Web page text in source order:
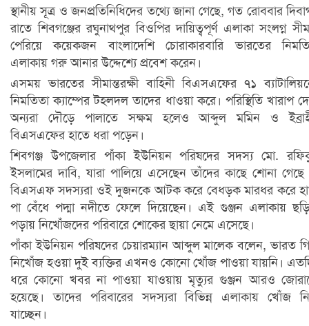
স্থানীয় সূত্র ও জনপ্রতিনিধিদের তথ্যে জানা গেছে, গত রোববার
রাতে শিবগঞ্জের রঘুনাথপুর বিওপির দায়িত্বপূর্ণ এলাকা সংলগ্ন
পেরিয়ে কয়েকজন বাংলাদেশি চোরাকারবারি ভারতের
এলাকায় গরু আনার উদ্দেশ্যে প্রবেশ করেন।
এসময় ভারতের সীমান্তরক্ষী বাহিনী বিএসএফের ৭১
নিমতিতা ক্যাম্পের টহলদল তাদের ধাওয়া করে। পরিস্থিতি খারাপ
অন্যরা দৌড়ে পালাতে সক্ষম হলেও আব্দুল মমিন ও
বিএসএফের হাতে ধরা পড়েন।
শিবগঞ্জ উপজেলার পাঁকা ইউনিয়ন পরিষদের সদস্য মো.
ইসলামের দাবি, যারা পালিয়ে এসেছেন তাঁদের কাছে শোনা গেছে
বিএসএফ সদস্যরা ওই দুজনকে আটক করে বেধড়ক মারধর করে
পা বেঁধে পদ্মা নদীতে ফেলে দিয়েছেন। এই গুঞ্জন এলাকায়
পড়ায় নিখোঁজদের পরিবারে শোকের ছায়া নেমে এসেছে।
পাঁকা ইউনিয়ন পরিষদের চেয়ারম্যান আব্দুল মালেক বলেন, ভারত
নিখোঁজ হওয়া দুই ব্যক্তির এখনও কোনো খোঁজ পাওয়া যায়নি।
ধরে কোনো খবর না পাওয়া যাওয়ায় মৃত্যুর গুঞ্জন আরও
হয়েছে। তাদের পরিবারের সদস্যরা বিভিন্ন এলাকায় খোঁজ
যাচ্ছেন।